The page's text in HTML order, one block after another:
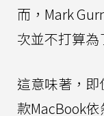
而，Mark
次並不打算為
這意味著，
款MacBook